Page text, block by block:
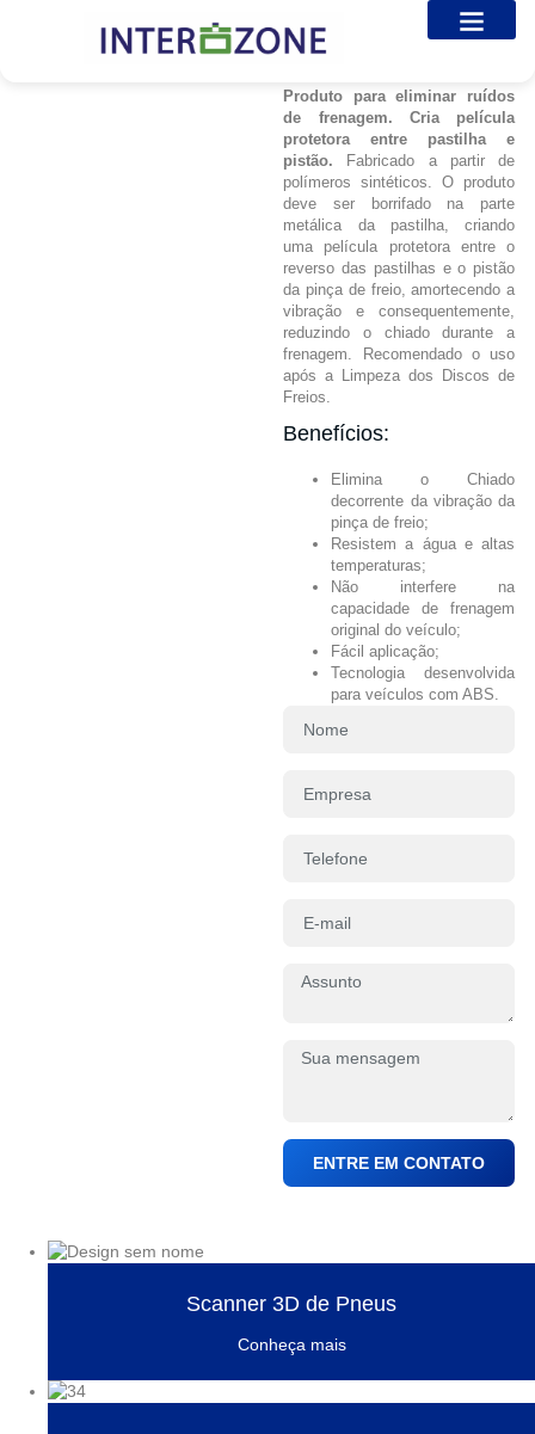
Antichio
Produto para eliminar ruídos
de frenagem. Cria película
protetora entre pastilha e
pistão.
Fabricado a partir de
polímeros sintéticos. O produto
deve ser borrifado na parte
metálica da pastilha, criando
uma película protetora entre o
reverso das pastilhas e o pistão
da pinça de freio, amortecendo a
vibração e consequentemente,
reduzindo o chiado durante a
frenagem. Recomendado o uso
após a Limpeza dos Discos de
Freios.
Benefícios:
Elimina o Chiado
decorrente da vibração da
pinça de freio;
Resistem a água e altas
temperaturas;
Não interfere na
capacidade de frenagem
original do veículo;
Fácil aplicação;
Tecnologia desenvolvida
para veículos com ABS.
ENTRE EM CONTATO
Scanner 3D de Pneus
Conheça mais